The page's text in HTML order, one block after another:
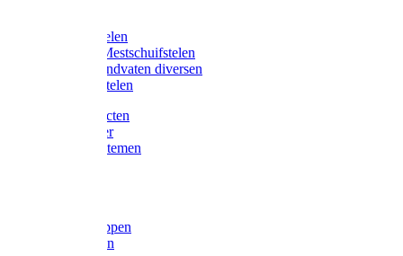
Gardena stelen
Sneeuw- /Mestschuifstelen
Stelen / Handvaten diversen
Telescoopstelen
Tuin producten
Fruitplukker
Ophangsystemen
Betonschoppen
Schepbatsen